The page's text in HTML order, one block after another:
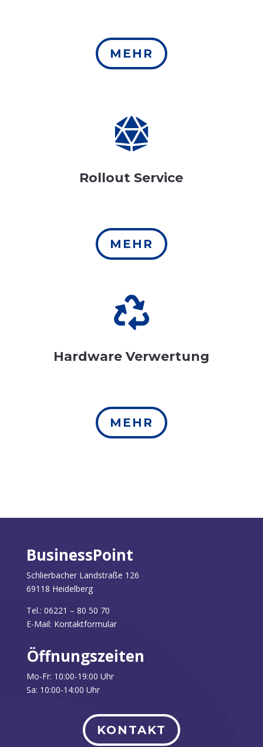
MEHR

Rollout Service
MEHR

Hardware Verwertung
MEHR
BusinessPoint
Schlierbacher Landstraße 126
69118 Heidelberg
Tel.: 06221 – 80 50 70
E-Mail: Kontaktformular
Öffnungszeiten
Mo-Fr: 10:00-19:00 Uhr
Sa: 10:00-14:00 Uhr
KONTAKT